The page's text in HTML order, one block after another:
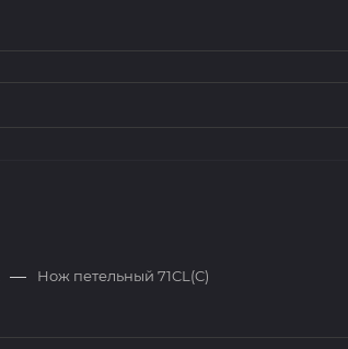
— Нож петельный 71CL(C)